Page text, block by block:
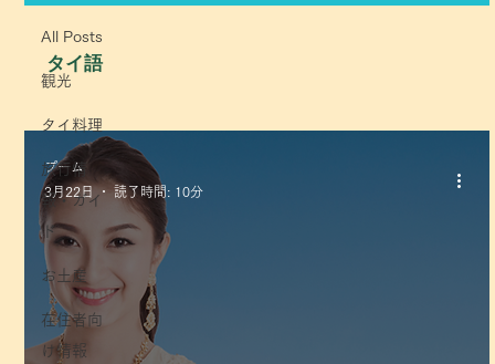
All Posts
観光
タイ料理
旅行情
報・ガイ
ド
お土産
在住者向
け情報
タイ語
プーム
3月22日
読了時間: 10分